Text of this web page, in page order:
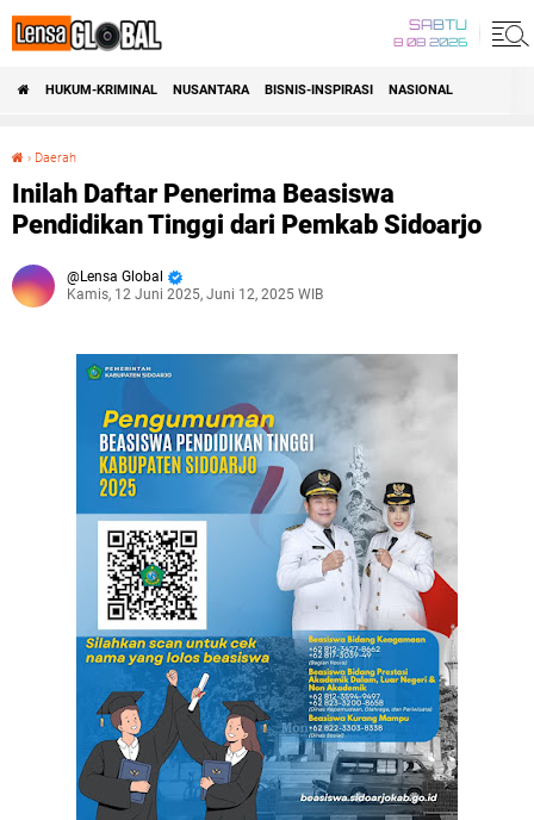
SABTU
8 08 2026
HUKUM-KRIMINAL NUSANTARA BISNIS-INSPIRASI NASIONAL
› Daerah
Inilah Daftar Penerima Beasiswa
Pendidikan Tinggi dari Pemkab Sidoarjo
Lensa Global
Kamis, 12 Juni 2025, Juni 12, 2025 WIB